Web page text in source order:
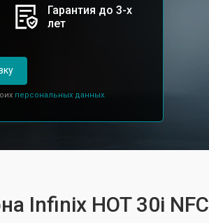
Гарантия до 3-х
лет
персональных данных.
Infinix HOT 30i NFC